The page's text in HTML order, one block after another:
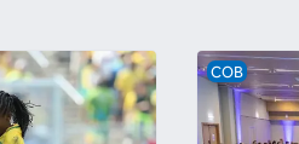
COB